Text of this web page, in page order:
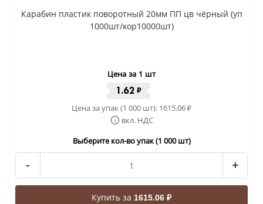
Карабин пластик поворотный 20мм ПП цв чёрный (уп
1000шт/кор10000шт)
Цена за 1 шт
1.62 ₽
Цена за упак (1 000 шт): 1615.06₽
вкл. НДС
Выберите кол-во упак (1 000 шт)
- +
Купить за 1615.06 ₽